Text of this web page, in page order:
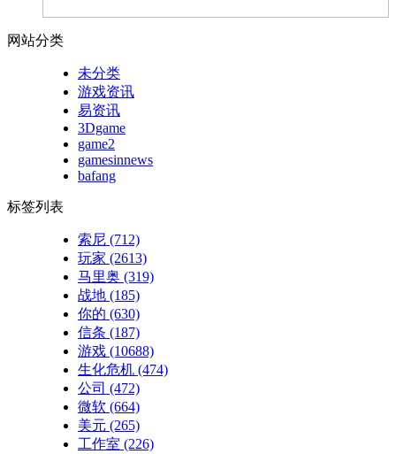
网站分类
未分类
游戏资讯
易资讯
3Dgame
game2
gamesinnews
bafang
标签列表
索尼 (712)
玩家 (2613)
马里奥 (319)
战地 (185)
你的 (630)
信条 (187)
游戏 (10688)
生化危机 (474)
公司 (472)
微软 (664)
美元 (265)
工作室 (226)